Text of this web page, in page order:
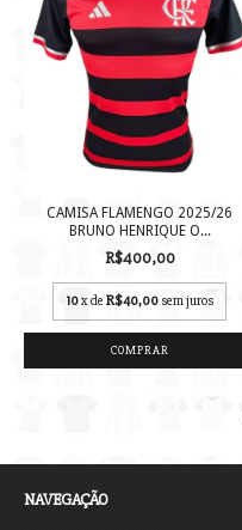
CAMISA FLAMENGO 2025/26
BRUNO HENRIQUE O...
R$400,00
10x de R$40,00 sem juros
COMPRAR
NAVEGAÇÃO